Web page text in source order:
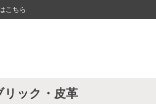
こちら
リック・皮革